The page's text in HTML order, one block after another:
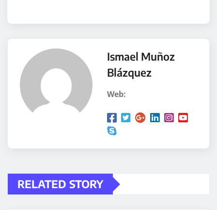
Ismael Muñoz
Blázquez
Web:
RELATED STORY